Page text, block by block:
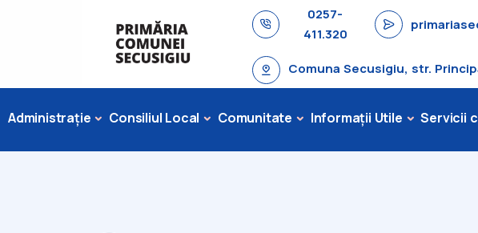
0257-
411.320
Comuna Secusigiu, str.
Administrație Consiliul Local Comunitate Informații Utile Servicii